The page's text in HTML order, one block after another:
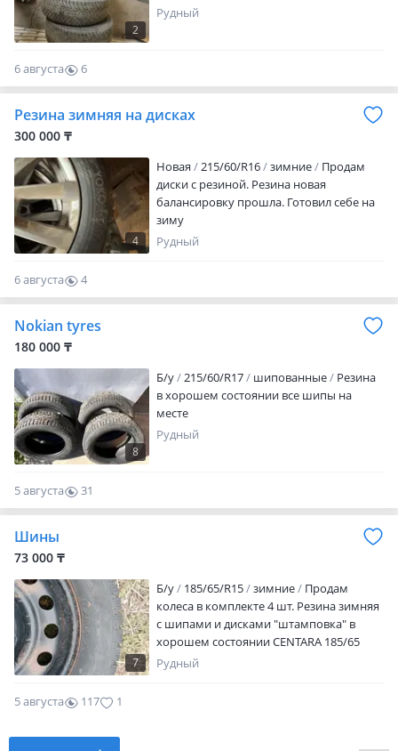
2
Рудный
6 августа
6
0
Резина зимняя на дисках
300 000 ₸
4
Новая 215/60/R16 зимние
Продам
диски с резиной. Резина новая
балансировку прошла. Готовил себе на
зиму
Рудный
6 августа
4
0
Nokian tyres
180 000 ₸
8
Б/у 215/60/R17 шипованные
Резина
в хорошем состоянии все шипы на
месте
Рудный
5 августа
31
0
Шины
73 000 ₸
7
Б/у 185/65/R15 зимние
Продам
колеса в комплекте 4 шт. Резина зимняя
с шипами и дисками "штамповка" в
хорошем состоянии CENTARA 185/65
R15. Разболтовка 5/114.3 Колпаки 4
Рудный
5 августа 117 1